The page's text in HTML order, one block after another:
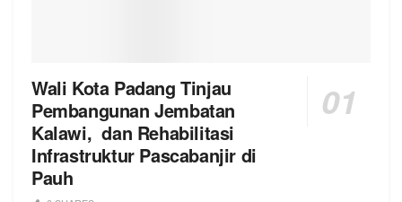
Wali Kota Padang Tinjau
Pembangunan Jembatan
Kalawi, dan Rehabilitasi
Infrastruktur Pascabanjir di
Pauh